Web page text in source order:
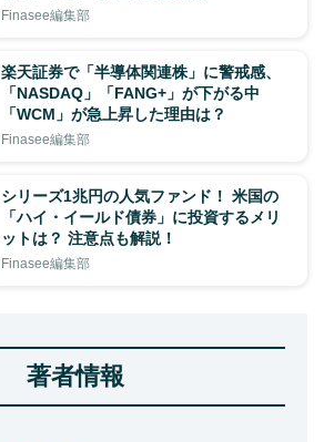
Finasee編集部
楽天証券で「半導体関連株」に警戒感、
「NASDAQ」「FANG+」が下がる中
「WCM」が急上昇した理由は？
Finasee編集部
シリーズ1兆円の人気ファンド！ 米国の
「ハイ・イールド債券」に投資するメリ
ットは？ 注意点も解説！
Finasee編集部
著者情報